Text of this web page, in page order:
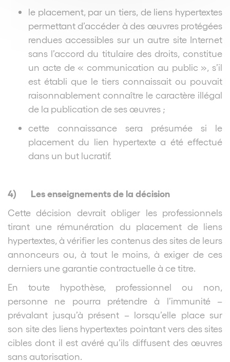
le placement, par un tiers, de liens hypertextes
permettant d’accéder à des œuvres protégées
rendues accessibles sur un autre site Internet
sans l’accord du titulaire des droits, constitue
un acte de « communication au public », s’il
est établi que le tiers connaissait ou pouvait
raisonnablement connaître le caractère illégal
de la publication de ses œuvres ;
cette connaissance sera présumée si le
placement du lien hypertexte a été effectué
dans un but lucratif.
4) Les enseignements de la décision
Cette décision devrait obliger les professionnels
tirant une rémunération du placement de liens
hypertextes, à vérifier les contenus des sites de leurs
annonceurs ou, à tout le moins, à exiger de ces
derniers une garantie contractuelle à ce titre.
En toute hypothèse, professionnel ou non,
personne ne pourra prétendre à l’immunité –
prévalant jusqu’à présent – lorsqu’elle place sur
son site des liens hypertextes pointant vers des sites
cibles dont il est avéré qu’ils diffusent des œuvres
sans autorisation.